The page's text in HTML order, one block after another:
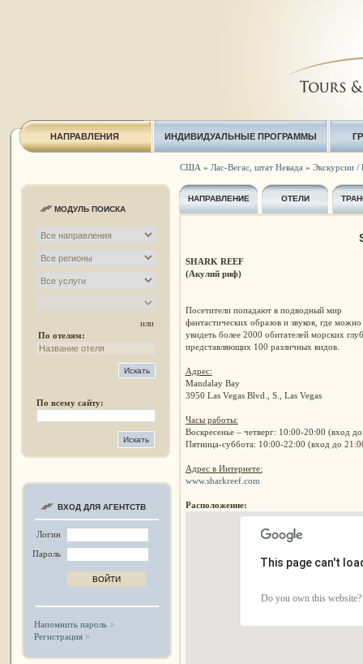
НАПРАВЛЕНИЯ ИНДИВИДУАЛЬНЫЕ ПРОГРАММЫ
МОДУЛЬ ПОИСКА
или
По отелям:
По всему сайту:
ВХОД ДЛЯ АГЕНТСТВ
Логин
Пароль
Напомнить пароль
Регистрация
США » Лас-Вегас, штат Невада » Экскурсии /
НАПРАВЛЕНИЕ ОТЕЛИ
SHARK REEF
(Акулий риф)
Посетители попадают в подводный мир
фантастических образов и звуков, где можно
увидеть более 2000 обитателей морских
представляющих 100 различных видов.
Адрес:
Mandalay Bay
3950 Las Vegas Blvd., S., Las Vegas
Часы работы:
Воскресенье – четверг: 10:00-20:00 (вход
Пятница-суббота: 10:00-22:00 (вход до
Адрес в Интернете:
www.sharkreef.com
Расположение:
This page can't
Do you own this website?